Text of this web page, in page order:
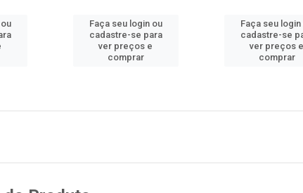
Faça seu login ou
cadastre-se para
ver preços e
comprar
Faça seu login
cadastre-se
ver preços e
comprar